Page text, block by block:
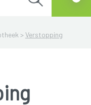
>Verstopping